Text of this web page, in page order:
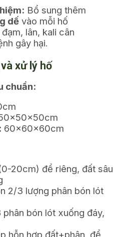
Bổ sung thêm
dế vào mỗi hố
lân, kali cân
gây hại.
xử lý hố
chuẩn:
60x60x60cm
20cm) để riêng, đất sâu
2/3 lượng phân bón lót
phân bón lót xuống đáy,
hỗn hợp đất+phân, để